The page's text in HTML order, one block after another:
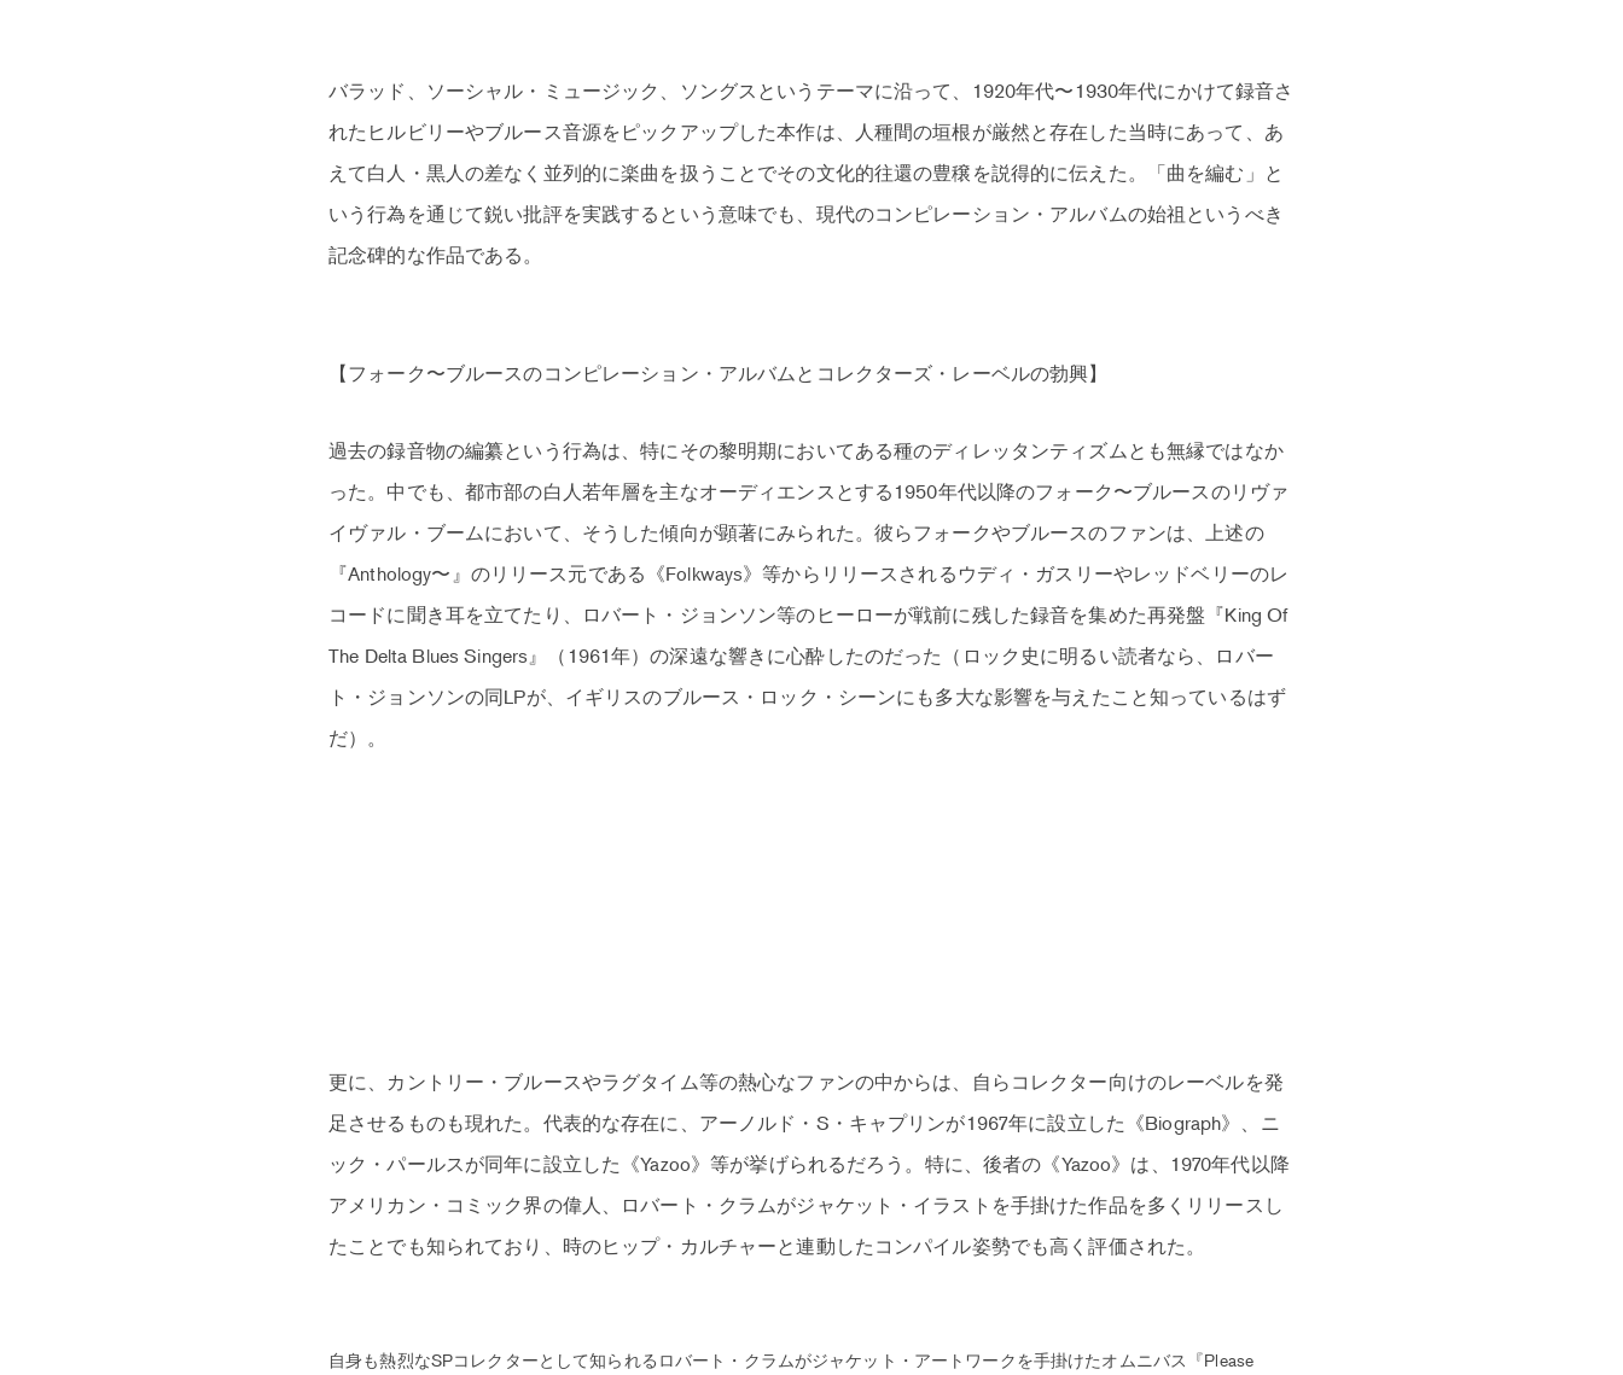
バラッド、ソーシャル・ミュージック、ソングスというテーマに沿って、1920年代〜1930年代にかけて録音さ
れたヒルビリーやブルース音源をピックアップした本作は、人種間の垣根が厳然と存在した当時にあって、あ
えて白人・黒人の差なく並列的に楽曲を扱うことでその文化的往還の豊穣を説得的に伝えた。「曲を編む」と
いう行為を通じて鋭い批評を実践するという意味でも、現代のコンピレーション・アルバムの始祖というべき
記念碑的な作品である。
【フォーク〜ブルースのコンピレーション・アルバムとコレクターズ・レーベルの勃興】
過去の録音物の編纂という行為は、特にその黎明期においてある種のディレッタンティズムとも無縁ではなか
った。中でも、都市部の白人若年層を主なオーディエンスとする1950年代以降のフォーク〜ブルースのリヴァ
イヴァル・ブームにおいて、そうした傾向が顕著にみられた。彼らフォークやブルースのファンは、上述の
『Anthology〜』のリリース元である《Folkways》等からリリースされるウディ・ガスリーやレッドベリーのレ
コードに聞き耳を立てたり、ロバート・ジョンソン等のヒーローが戦前に残した録音を集めた再発盤『King Of
The Delta Blues Singers』（1961年）の深遠な響きに心酔したのだった（ロック史に明るい読者なら、ロバー
ト・ジョンソンの同LPが、イギリスのブルース・ロック・シーンにも多大な影響を与えたこと知っているはず
だ）。
更に、カントリー・ブルースやラグタイム等の熱心なファンの中からは、自らコレクター向けのレーベルを発
足させるものも現れた。代表的な存在に、アーノルド・S・キャプリンが1967年に設立した《Biograph》、ニ
ック・パールスが同年に設立した《Yazoo》等が挙げられるだろう。特に、後者の《Yazoo》は、1970年代以降
アメリカン・コミック界の偉人、ロバート・クラムがジャケット・イラストを手掛けた作品を多くリリースし
たことでも知られており、時のヒップ・カルチャーと連動したコンパイル姿勢でも高く評価された。
自身も熱烈なSPコレクターとして知られるロバート・クラムがジャケット・アートワークを手掛けたオムニバス『Please